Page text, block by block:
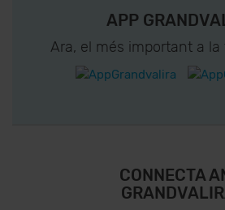
APP
Ara, el més important a
CONNECTA